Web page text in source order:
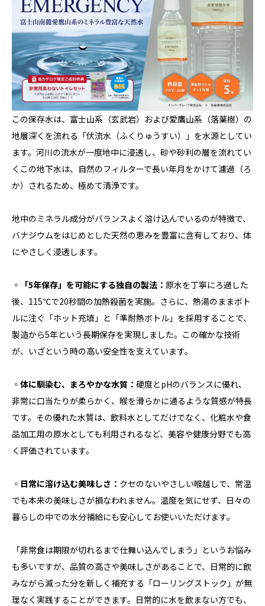
この保存水は、富士山系（玄武岩）および愛鷹山系（落葉樹）の
地層深くを流れる「伏流水（ふくりゅうすい）」を水源としてい
ます。河川の流水が一度地中に浸透し、砂や砂利の層を流れてい
くこの地下水は、自然のフィルターで長い年月をかけて濾過（ろ
か）されるため、極めて清浄です。
地中のミネラル成分がバランスよく溶け込んでいるのが特徴で、
バナジウムをはじめとした天然の恵みを豊富に含有しており、体
にやさしく浸透します。
◦ 「5年保存」を可能にする独自の製法： 原水を丁寧にろ過した
後、115℃で20秒間の加熱殺菌を実施。さらに、熱湯のままボト
ルに注ぐ「ホット充填」と「準耐熱ボトル」を採用することで、
製造から5年という長期保存を実現しました。この確かな技術
が、いざという時の高い安全性を支えています。
◦ 体に馴染む、まろやかな水質： 硬度とpHのバランスに優れ、
非常に口当たりが柔らかく、喉を滑らかに通るような質感が特長
です。その優れた水質は、飲料水としてだけでなく、化粧水や食
品加工用の原水としても利用されるなど、美容や健康分野でも高
く評価されています。
◦ 日常に溶け込む美味しさ： クセのないやさしい喉越しで、常温
でも本来の美味しさが損なわれません。温度を気にせず、日々の
暮らしの中での水分補給にも安心してお使いいただけます。
「非常食は期限が切れるまで仕舞い込んでしまう」というお悩み
も多いですが、品質の高さや美味しさがあることで、日常的に飲
みながら減った分を新しく補充する「ローリングストック」が無
理なく実践することができます。日常的に水を飲まない方でも、